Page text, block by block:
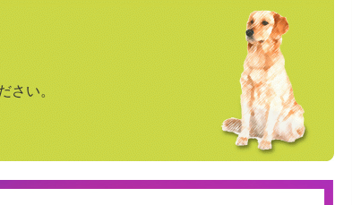
さい。